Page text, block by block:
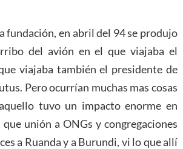
fundación, en abril del 94 se produjo
del avión en el que viajaba el
viajaba también el presidente de
Pero ocurrían muchas mas cosas
tuvo un impacto enorme en
unión a ONGs y congregaciones
a Ruanda y a Burundi, vi lo que allí